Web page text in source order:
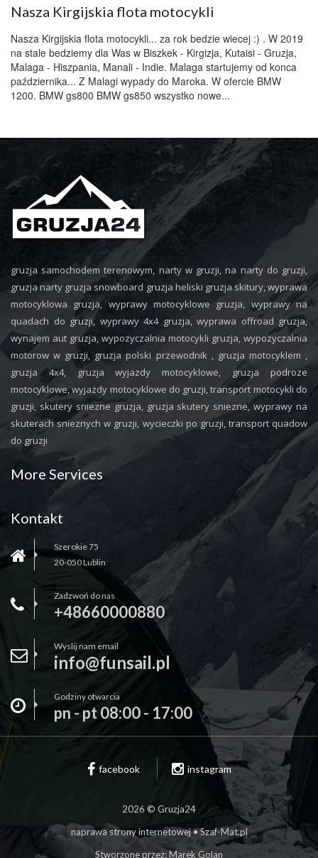
Nasza Kirgijskia flota motocykli
Nasza Kirgijskia flota motocykli... za rok bedzie wiecej :) . W 2019
na stale bedziemy dla Was w Biszkek - Kirgizja, Kutaisi - Gruzja,
Malaga - Hiszpania, Manali - Indie. Malaga startujemy od konca
października... Z Malagi wypady do Maroka. W ofercie BMW
1200. BMW gs800 BMW gs850 wszystko nowe...
gruzja samochodem terenowym, narty w gruzji, na narty do gruzji,
gruzja narty gruzja snowboard gruzja heliski gruzja skitury, wyprawa
motocyklowa gruzja, wyprawy motocyklowe gruzja, wyprawy na
quadach do gruzji, wyprawy 4x4 gruzja, wyprawa offroad gruzja,
wynajem aut gruzja, wypozyczalnia motocykli gruzja, wypozyczalnia
motorow w gruzji, gruzja polski przewodnik , gruzja motocyklem ,
gruzja 4x4, gruzja wyjazdy motocyklowe, gruzja podroze
motocyklowe, wyjazdy motocyklowe do gruzji, transport motocykli do
gruzji, skutery sniezne gruzja, gruzja skutery sniezne, wyprawy na
skuterach snieznych w gruzji, wycieczki po gruzji, transport quadow
do gruzji
More Services
Kontakt
Szerokie 75
20-050 Lublin
Zadzwoń do nas
+48660000880
Wyslij nam email
info@funsail.pl
Godziny otwarcia
pn - pt 08:00 - 17:00
facebook instagram
2026 © Gruzja24
naprawa strony internetowej • Szaf-Mat.pl
Stworzone przez:Marek Golan